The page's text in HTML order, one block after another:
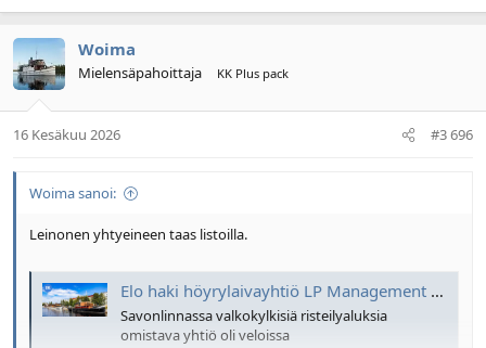
Woima
Mielensäpahoittaja KK Plus pack
16 Kesäkuu 2026 #3 696
Woima sanoi:
Leinonen yhtyeineen taas listoilla.
Elo haki höyrylaivayhtiö LP Management oy:tä taas konkurssiin – "Asia on jo hoidettu", kommentoi yrittäjä Janne Leinonen
Savonlinnassa valkokylkisiä risteilyaluksia
omistava yhtiö oli veloissa